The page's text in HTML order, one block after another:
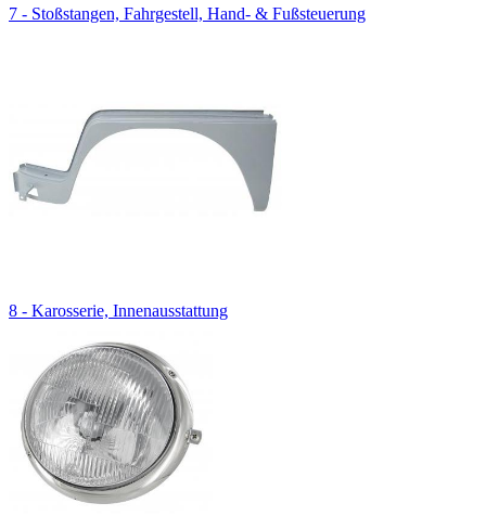
7 - Stoßstangen, Fahrgestell, Hand- & Fußsteuerung
8 - Karosserie, Innenausstattung